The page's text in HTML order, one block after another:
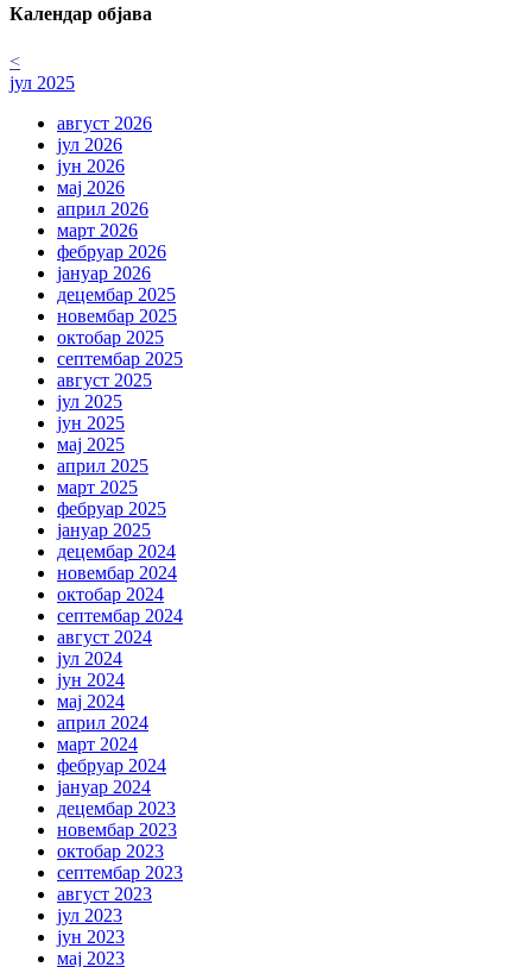
Календар објава
<
јул 2025
август 2026
јул 2026
јун 2026
мај 2026
април 2026
март 2026
фебруар 2026
јануар 2026
децембар 2025
новембар 2025
октобар 2025
септембар 2025
август 2025
јул 2025
јун 2025
мај 2025
април 2025
март 2025
фебруар 2025
јануар 2025
децембар 2024
новембар 2024
октобар 2024
септембар 2024
август 2024
јул 2024
јун 2024
мај 2024
април 2024
март 2024
фебруар 2024
јануар 2024
децембар 2023
новембар 2023
октобар 2023
септембар 2023
август 2023
јул 2023
јун 2023
мај 2023